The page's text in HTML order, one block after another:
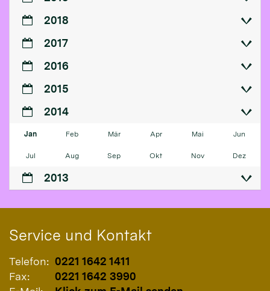
2018
2017
2016
2015
2014
Jan Feb Mär Apr Mai Jun
Jul Aug Sep Okt Nov Dez
2013
Service und Kontakt
Telefon: 0221 1642 1411
Fax:
0221 1642 3990